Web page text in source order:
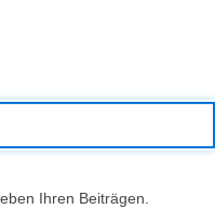
Ihren Beiträgen.